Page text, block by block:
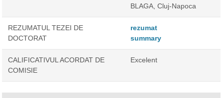
BLAGA, Cluj-Napoca
REZUMATUL TEZEI DE
DOCTORAT
rezumat
summary
CALIFICATIVUL ACORDAT DE
COMISIE
Excelent